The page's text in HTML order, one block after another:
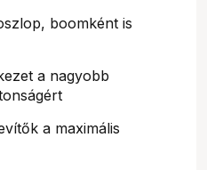
boomként is
a nagyobb
a maximális